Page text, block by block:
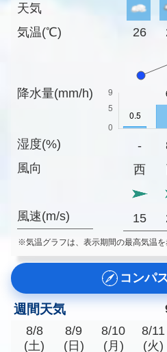
天気
気温(℃)
降水量(mm/h)
湿度(%)
風向
風速(m/s)
26
-
西
15
※気温グラフは、表示期間の最高気温を
コンパ
週間天気
8/8
(土)
8/9
(日)
8/10
(月)
8/11
(火)